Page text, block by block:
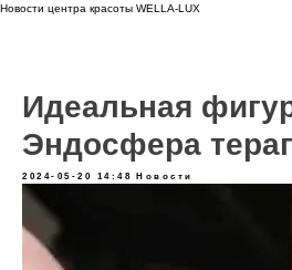
Новости центра красоты WELLA-LUX
Идеальная
Эндосфера
2024-05-20 14:48 Новости